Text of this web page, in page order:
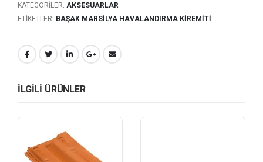
KATEGORILER: AKSESUARLAR
ETIKETLER: BAŞAK MARSILYA HAVALANDIRMA KIREMITI
ILGILI ÜRÜNLER